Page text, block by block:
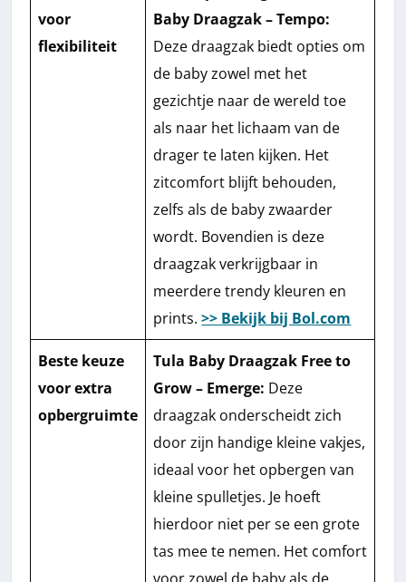
voor
flexibiliteit
Baby Draagzak – Tempo:
Deze draagzak biedt opties om
de baby zowel met het
gezichtje naar de wereld toe
als naar het lichaam van de
drager te laten kijken. Het
zitcomfort blijft behouden,
zelfs als de baby zwaarder
wordt. Bovendien is deze
draagzak verkrijgbaar in
meerdere trendy kleuren en
prints.>> Bekijk bij Bol.com
Beste keuze
voor extra
opbergruimte
Tula Baby Draagzak Free to
Grow – Emerge: Deze
draagzak onderscheidt zich
door zijn handige kleine vakjes,
ideaal voor het opbergen van
kleine spulletjes. Je hoeft
hierdoor niet per se een grote
tas mee te nemen. Het comfort